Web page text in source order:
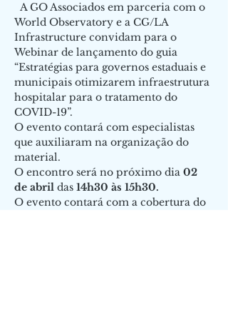
A GO Associados em parceria com o
World Observatory e a CG/LA
Infrastructure convidam para o
Webinar de lançamento do guia
“Estratégias para governos estaduais e
municipais otimizarem infraestrutura
hospitalar para o tratamento do
COVID-19”.
O evento contará com especialistas
que auxiliaram na organização do
material.
O encontro será no próximo dia 02
de abril das 14h30 às 15h30.
O evento contará com a cobertura do